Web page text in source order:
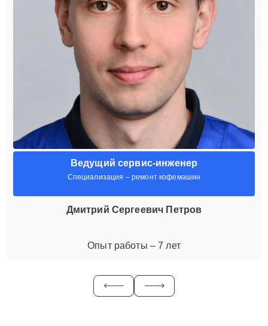
Ведущий сервис-инженер
Специализация – ремонт кофемашин
Дмитрий Сергеевич Петров
Опыт работы – 7 лет